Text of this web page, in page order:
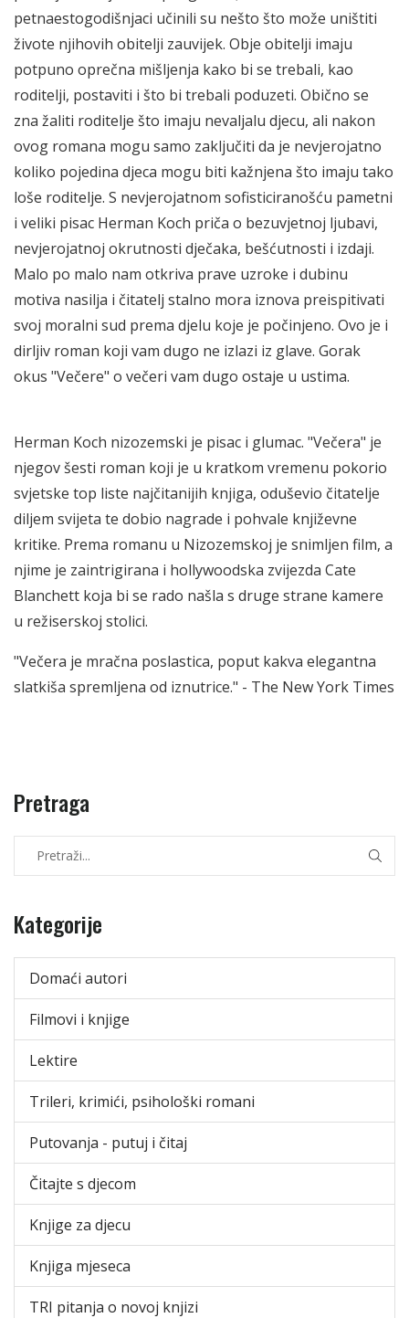
petnaestogodišnjaci učinili su nešto što može uništiti
živote njihovih obitelji zauvijek. Obje obitelji imaju
potpuno oprečna mišljenja kako bi se trebali, kao
roditelji, postaviti i što bi trebali poduzeti. Obično se
zna žaliti roditelje što imaju nevaljalu djecu, ali nakon
ovog romana mogu samo zaključiti da je nevjerojatno
koliko pojedina djeca mogu biti kažnjena što imaju tako
loše roditelje. S nevjerojatnom sofisticiranošću pametni
i veliki pisac Herman Koch priča o bezuvjetnoj ljubavi,
nevjerojatnoj okrutnosti dječaka, bešćutnosti i izdaji.
Malo po malo nam otkriva prave uzroke i dubinu
motiva nasilja i čitatelj stalno mora iznova preispitivati
svoj moralni sud prema djelu koje je počinjeno. Ovo je i
dirljiv roman koji vam dugo ne izlazi iz glave. Gorak
okus "Večere" o večeri vam dugo ostaje u ustima.
Herman Koch nizozemski je pisac i glumac. "Večera" je
njegov šesti roman koji je u kratkom vremenu pokorio
svjetske top liste najčitanijih knjiga, oduševio čitatelje
diljem svijeta te dobio nagrade i pohvale književne
kritike. Prema romanu u Nizozemskoj je snimljen film, a
njime je zaintrigirana i hollywoodska zvijezda Cate
Blanchett koja bi se rado našla s druge strane kamere
u režiserskoj stolici.
"Večera je mračna poslastica, poput kakva elegantna
slatkiša spremljena od iznutrice." - The New York Times
Pretraga
Kategorije
Domaći autori
Filmovi i knjige
Lektire
Trileri, krimići, psihološki romani
Putovanja - putuj i čitaj
Čitajte s djecom
Knjige za djecu
Knjiga mjeseca
TRI pitanja o novoj knjizi